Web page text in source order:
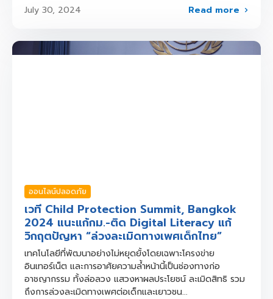
July 30, 2024 Read more
ออนไลน์ปลอดภัย
เวที Child Protection Summit, Bangkok
2024 แนะแก้กม.-ติด Digital Literacy แก้
วิกฤตปัญหา “ล่วงละเมิดทางเพศเด็กไทย”
เทคโนโลยีที่พัฒนาอย่างไม่หยุดยั้งโดยเฉพาะโครงข่าย
อินเทอร์เน็ต และการอาศัยความล้ำหน้านี้เป็นช่องทางก่อ
อาชญากรรม ทั้งล่อลวง แสวงหาผลประโยชน์ ละเมิดสิทธิ รวม
ถึงการล่วงละเมิดทางเพศต่อเด็กและเยาวชน...